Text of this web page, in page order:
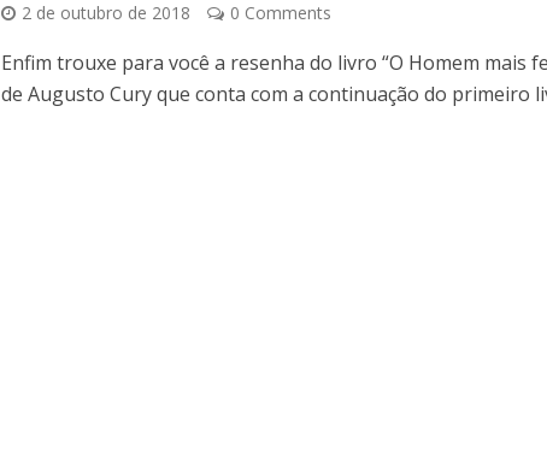
2 de outubro de 2018 0 Comments
Enfim trouxe para você a resenha do livro “O Homem mais
de Augusto Cury que conta com a continuação do primeiro